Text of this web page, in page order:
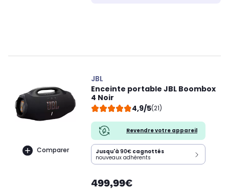
Comparer
JBL
Enceinte portable JBL Boombox
4 Noir
4,9/5(21)
Revendre votre appareil
Jusqu'à 90€ cagnottés
nouveaux adhérents
499,99€